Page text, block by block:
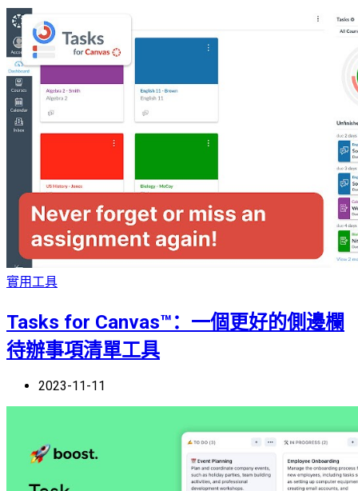
實用工具
Tasks for Canvas™：一個更好的側邊欄
待辦事項清單工具
2023-11-11